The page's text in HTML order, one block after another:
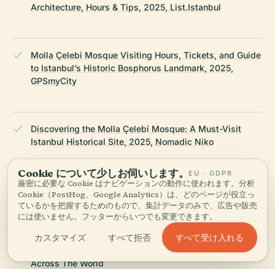
Architecture, Hours & Tips, 2025, List.Istanbul
Molla Çelebi Mosque Visiting Hours, Tickets, and Guide
to Istanbul’s Historic Bosphorus Landmark, 2025,
GPSmyCity
Discovering the Molla Çelebi Mosque: A Must-Visit
Istanbul Historical Site, 2025, Nomadic Niko
Discovering the Molla Çelebi Mosque: A Must-Visit
Istanbul Historical Site, 2025, Trek.zone
Visiting Turkey Travel Tips, 2025, My Adventures
Across The World
Cookie について少しお伺いします。 EU · GDPR
厳密に必要な Cookie はナビゲーションの動作に使われます。分析
Cookie（PostHog、Google Analytics）は、どのページが役立っ
ているかを把握するためのもので、集計データのみで、広告や販売
には使いません。フッターからいつでも変更できます。
カスタマイズ すべて拒否 すべて受け入れる